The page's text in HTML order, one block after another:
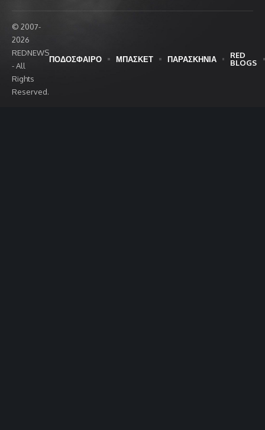
© 2007-
2026
REDNEWS
- All
Rights
Reserved.
ΠΟΔΟΣΦΑΙΡΟ ΜΠΑΣΚΕΤ ΠΑΡΑΣΚΗΝΙΑ
RED
BLOGS